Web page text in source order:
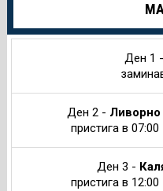
за
Ден 1 -
Ден 2 -
пристига в
Ден 3 -
пристига в